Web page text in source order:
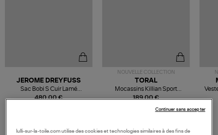
480,00 €
JEROME DREYFUSS
Sac Bobi S Cuir Lamé
Champagne
NOUVELLE COLLECTION
189,00 €
TORAL
Mocassins Killian Sport
Mousse
lulli-sur-la-toile.com utilise des cookies et technologies similaires à des fins de
Continuer sans accepter